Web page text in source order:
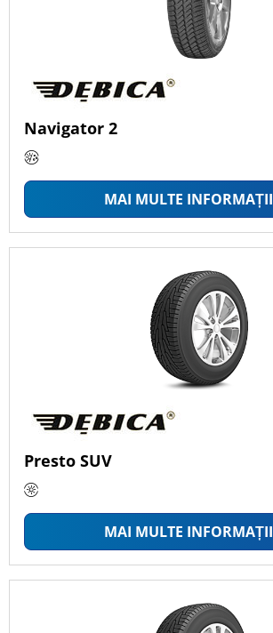
Navigator 2
MAI MULTE INFORMAȚII
Presto SUV
MAI MULTE INFORMAȚII